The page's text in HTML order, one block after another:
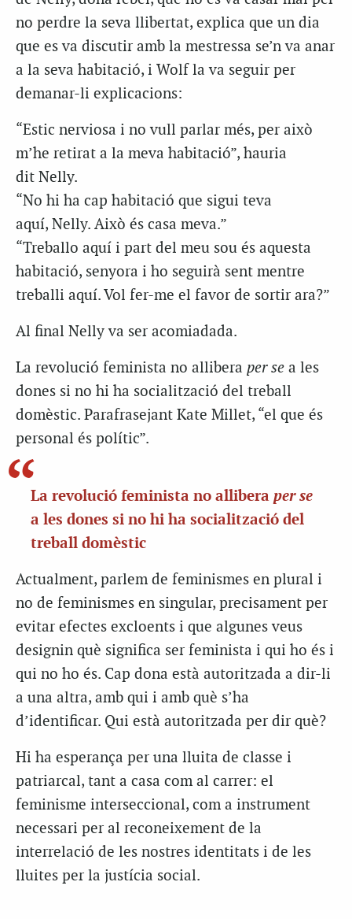
no perdre la seva llibertat, explica que un dia
que es va discutir amb la mestressa se’n va anar
a la seva habitació, i Wolf la va seguir per
demanar-li explicacions:
“Estic nerviosa i no vull parlar més, per això
m’he retirat a la meva habitació”, hauria
dit Nelly.
“No hi ha cap habitació que sigui teva
aquí, Nelly. Això és casa meva.”
“Treballo aquí i part del meu sou és aquesta
habitació, senyora i ho seguirà sent mentre
treballi aquí. Vol fer-me el favor de sortir ara?”
Al final Nelly va ser acomiadada.
La revolució feminista no allibera per se a les
dones si no hi ha socialització del treball
domèstic. Parafrasejant Kate Millet, “el que és
personal és polític”.
La revolució feminista no allibera per se
a les dones si no hi ha socialització del
treball domèstic
Actualment, parlem de feminismes en plural i
no de feminismes en singular, precisament per
evitar efectes excloents i que algunes veus
designin què significa ser feminista i qui ho és i
qui no ho és. Cap dona està autoritzada a dir-li
a una altra, amb qui i amb què s’ha
d’identificar. Qui està autoritzada per dir què?
Hi ha esperança per una lluita de classe i
patriarcal, tant a casa com al carrer: el
feminisme interseccional, com a instrument
necessari per al reconeixement de la
interrelació de les nostres identitats i de les
lluites per la justícia social.